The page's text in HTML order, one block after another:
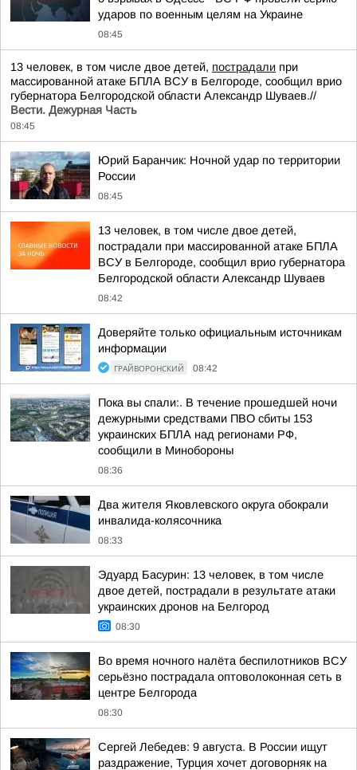
ударов по военным целям на Украине
08:45
13 человек, в том числе двое детей, пострадали при
массированной атаке БПЛА ВСУ в Белгороде, сообщил врио
губернатора Белгородской области Александр Шуваев.//
Вести. Дежурная Часть
08:45
Юрий Баранчик: Ночной удар по территории
России
08:45
13 человек, в том числе двое детей,
пострадали при массированной атаке БПЛА
ВСУ в Белгороде, сообщил врио губернатора
Белгородской области Александр Шуваев
08:42
Доверяйте только официальным источникам
информации
ГРАЙВОРОНСКИЙ 08:42
Пока вы спали:. В течение прошедшей ночи
дежурными средствами ПВО сбиты 153
украинских БПЛА над регионами РФ,
сообщили в Минобороны
08:36
Два жителя Яковлевского округа обокрали
инвалида-колясочника
08:33
Эдуард Басурин: 13 человек, в том числе
двое детей, пострадали в результате атаки
украинских дронов на Белгород
08:30
Во время ночного налёта беспилотников ВСУ
серьёзно пострадала оптоволоконная сеть в
центре Белгорода
08:30
Сергей Лебедев: 9 августа. В России ищут
раздражение, Турция хочет договорняк на